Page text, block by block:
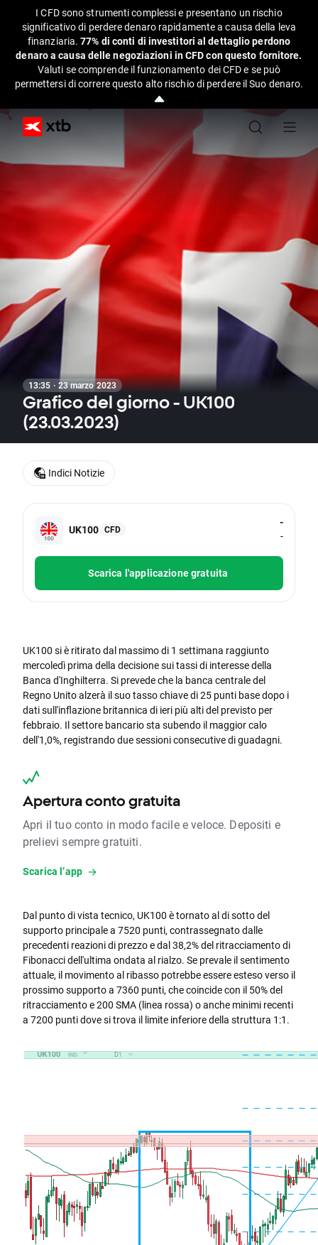
I CFD sono strumenti complessi e presentano un rischio
significativo di perdere denaro rapidamente a causa della leva
finanziaria.77% di conti di investitori al dettaglio perdono
denaro a causa delle negoziazioni in CFD con questo fornitore.
Valuti se comprende il funzionamento dei CFD e se può
permettersi di correre questo alto rischio di perdere il Suo denaro.
13:35 · 23 marzo 2023
Grafico del giorno - UK100
(23.03.2023)
UK100 CFD
-
-
Scarica l'applicazione gratuita
UK100 si è ritirato dal massimo di 1 settimana raggiunto
mercoledì prima della decisione sui tassi di interesse della
Banca d'Inghilterra. Si prevede che la banca centrale del
Regno Unito alzerà il suo tasso chiave di 25 punti base dopo i
dati sull'inflazione britannica di ieri più alti del previsto per
febbraio. Il settore bancario sta subendo il maggior calo
dell'1,0%, registrando due sessioni consecutive di guadagni.
Apertura conto gratuita
Apri il tuo conto in modo facile e veloce. Depositi e
prelievi sempre gratuiti.
Scarica l’app
Dal punto di vista tecnico, UK100 è tornato al di sotto del
supporto principale a 7520 punti, contrassegnato dalle
precedenti reazioni di prezzo e dal 38,2% del ritracciamento di
Fibonacci dell'ultima ondata al rialzo. Se prevale il sentimento
attuale, il movimento al ribasso potrebbe essere esteso verso il
prossimo supporto a 7360 punti, che coincide con il 50% del
ritracciamento e 200 SMA (linea rossa) o anche minimi recenti
a 7200 punti dove si trova il limite inferiore della struttura 1:1.
Indici Notizie